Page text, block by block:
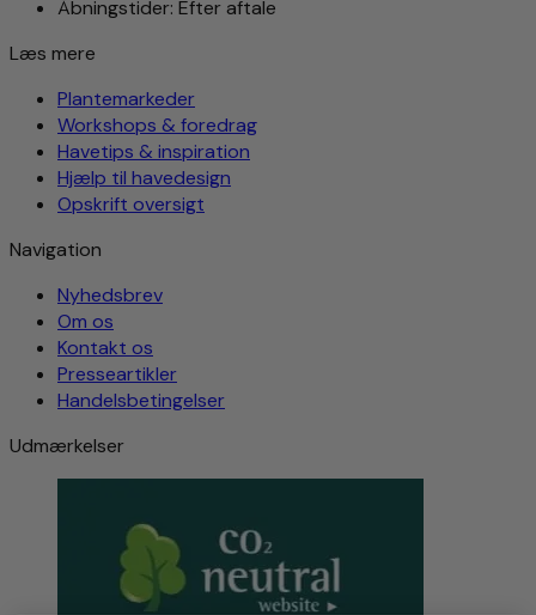
Åbningstider: Efter aftale
Læs mere
Plantemarkeder
Workshops & foredrag
Havetips & inspiration
Hjælp til havedesign
Opskrift oversigt
Navigation
Nyhedsbrev
Om os
Kontakt os
Presseartikler
Handelsbetingelser
Udmærkelser